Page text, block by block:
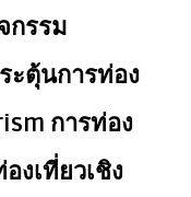
กรรม
ระตุ้นการท่อง
การท่อง
งเที่ยวเชิง